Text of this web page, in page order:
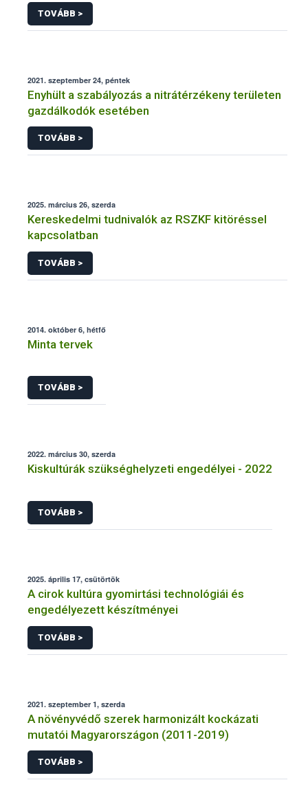
TOVÁBB >
2021. szeptember 24, péntek
Enyhült a szabályozás a nitrátérzékeny területen
gazdálkodók esetében
TOVÁBB >
2025. március 26, szerda
Kereskedelmi tudnivalók az RSZKF kitöréssel
kapcsolatban
TOVÁBB >
2014. október 6, hétfő
Minta tervek
TOVÁBB >
2022. március 30, szerda
Kiskultúrák szükséghelyzeti engedélyei - 2022
TOVÁBB >
2025. április 17, csütörtök
A cirok kultúra gyomirtási technológiái és
engedélyezett készítményei
TOVÁBB >
2021. szeptember 1, szerda
A növényvédő szerek harmonizált kockázati
mutatói Magyarországon (2011-2019)
TOVÁBB >